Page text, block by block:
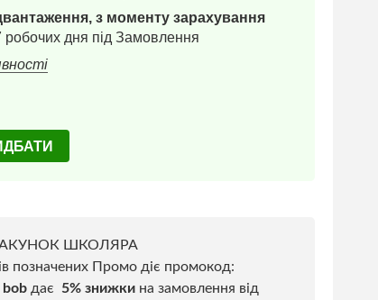
з моменту зарахування
робочих дня під Замовлення
ШКОЛЯРА
позначених Промо діє промокод:
bob дає 5% знижки на замовлення від